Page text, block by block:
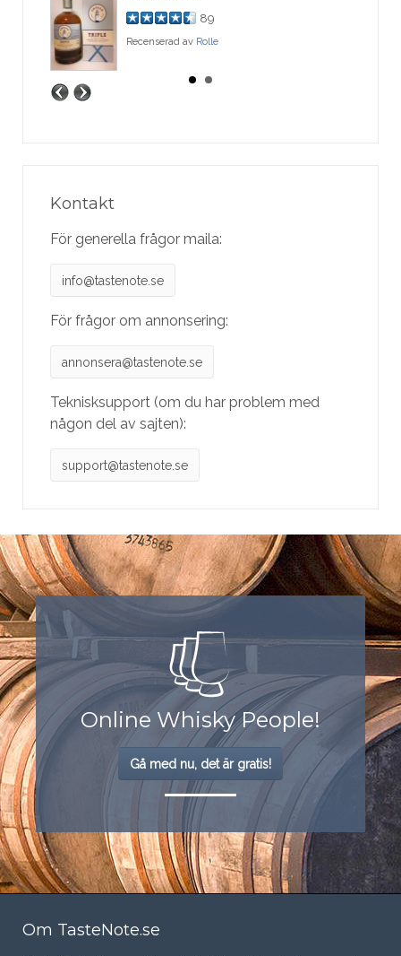
89
Recenserad av Rolle
Kontakt
För generella frågor maila:
info@tastenote.se
För frågor om annonsering:
annonsera@tastenote.se
Teknisksupport (om du har problem med
någon del av sajten):
support@tastenote.se
Online Whisky People!
Gå med nu, det är gratis!
Om TasteNote.se